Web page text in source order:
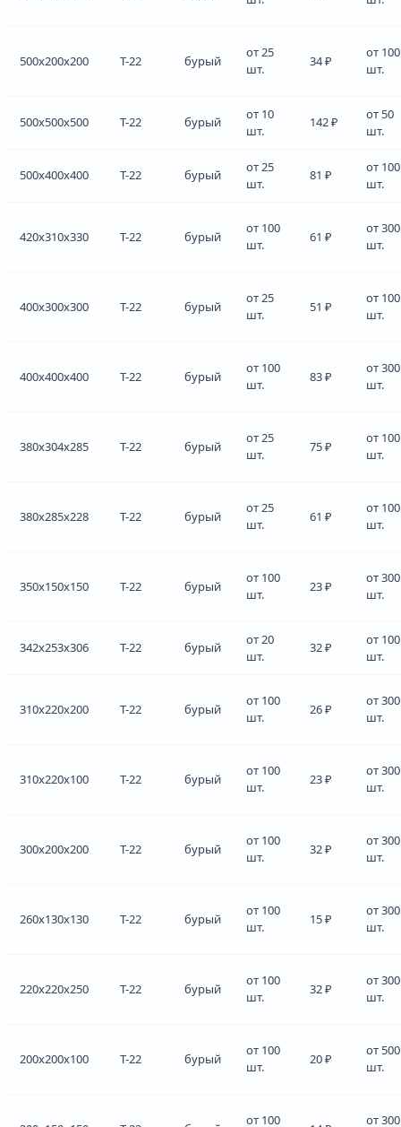
500x200x200 Т-22 бурый
от 25
шт.
34 ₽
от 100
шт.
500x500x500 Т-22 бурый
от 10
шт.
142 ₽
от 50
шт.
500x400x400 Т-22 бурый
от 25
шт.
81 ₽
от 100
шт.
420x310x330 Т-22 бурый
от 100
шт.
61 ₽
от 300
шт.
400x300x300 Т-22 бурый
от 25
шт.
51 ₽
от 100
шт.
400x400x400 Т-22 бурый
от 100
шт.
83 ₽
от 300
шт.
380x304x285 Т-22 бурый
от 25
шт.
75 ₽
от 100
шт.
380x285x228 Т-22 бурый
от 25
шт.
61 ₽
от 100
шт.
350x150x150 Т-22 бурый
от 100
шт.
23 ₽
от 300
шт.
342x253x306 Т-22 бурый
от 20
шт.
32 ₽
от 100
шт.
310x220x200 Т-22 бурый
от 100
шт.
26 ₽
от 300
шт.
310x220x100 Т-22 бурый
от 100
шт.
23 ₽
от 300
шт.
300x200x200 Т-22 бурый
от 100
шт.
32 ₽
от 300
шт.
260x130x130 Т-22 бурый
от 100
шт.
15 ₽
от 300
шт.
220x220x250 Т-22 бурый
от 100
шт.
32 ₽
от 300
шт.
200x200x100 Т-22 бурый
от 100
шт.
20 ₽
от 500
шт.
от 100 от 300